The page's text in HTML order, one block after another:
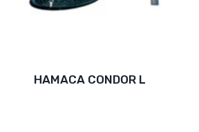
HAMACA CONDOR L